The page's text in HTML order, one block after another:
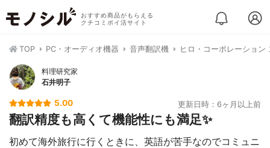
おすすめ商品がもらえる
クチコミポイ活サイト
TOP PC・オーディオ機器 音声翻訳機 ヒロ・コーポレーション
料理研究家
石井明子
5.00 更新日時：6ヶ月以上前
翻訳精度も高くて機能性にも満足✨
初めて海外旅行に行くときに、英語が苦手なのでコミュニ